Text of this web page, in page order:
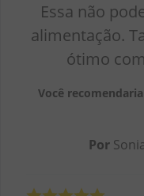
Essa não
alimentação.
ótimo
Você
Por